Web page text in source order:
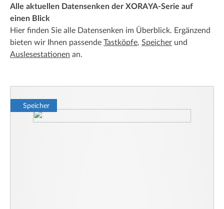
Alle aktuellen Datensenken der XORAYA-Serie auf
einen Blick
Hier finden Sie alle Datensenken im Überblick. Ergänzend
bieten wir Ihnen passende Tastköpfe, Speicher und
Auslesestationen an.
Speicher